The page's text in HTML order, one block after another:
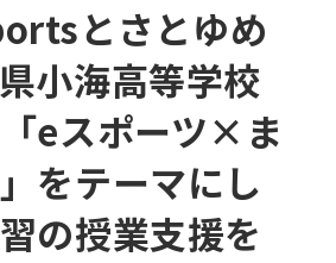
とさとゆめ
小海高等学校
eスポーツ×ま
をテーマにし
の授業支援を